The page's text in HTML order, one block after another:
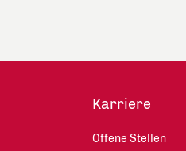
Karriere
Offene Stellen